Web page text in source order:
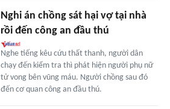
Nghi án chồng sát hại vợ tại nhà
rồi đến công an đầu thú
Nghe tiếng kêu cứu thất thanh, người dân
chạy đến kiểm tra thì phát hiện người phụ nữ
tử vong bên vũng máu. Người chồng sau đó
đến cơ quan công an đầu thú.